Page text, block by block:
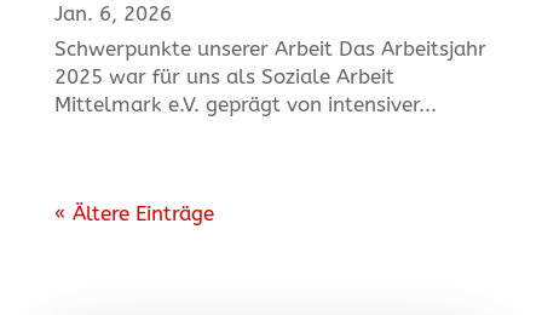
Jan. 6, 2026
Schwerpunkte unserer Arbeit Das Arbeitsjahr
2025 war für uns als Soziale Arbeit
Mittelmark e.V. geprägt von intensiver...
« Ältere Einträge